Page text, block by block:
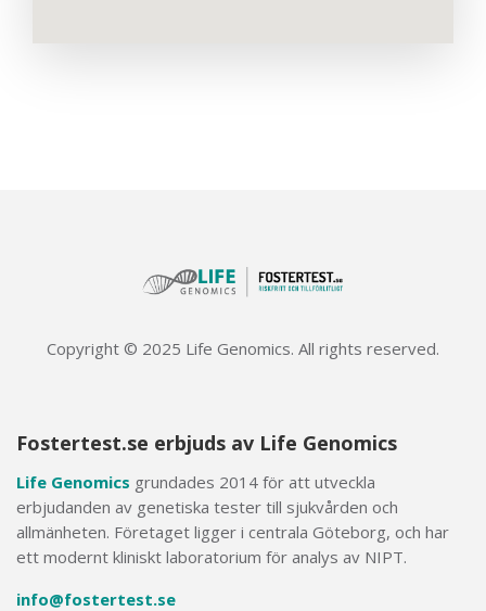
Copyright © 2025 Life Genomics. All rights reserved.
Fostertest.se erbjuds av Life Genomics
Life Genomics grundades 2014 för att utveckla
erbjudanden av genetiska tester till sjukvården och
allmänheten. Företaget ligger i centrala Göteborg, och har
ett modernt kliniskt laboratorium för analys av NIPT.
info@fostertest.se